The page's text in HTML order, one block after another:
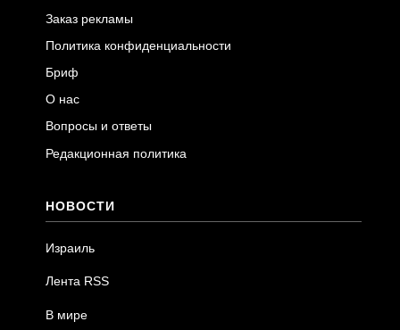
Заказ рекламы
Политика конфиденциальности
Бриф
О нас
Вопросы и ответы
Редакционная политика
НОВОСТИ
Израиль
Лента RSS
В мире